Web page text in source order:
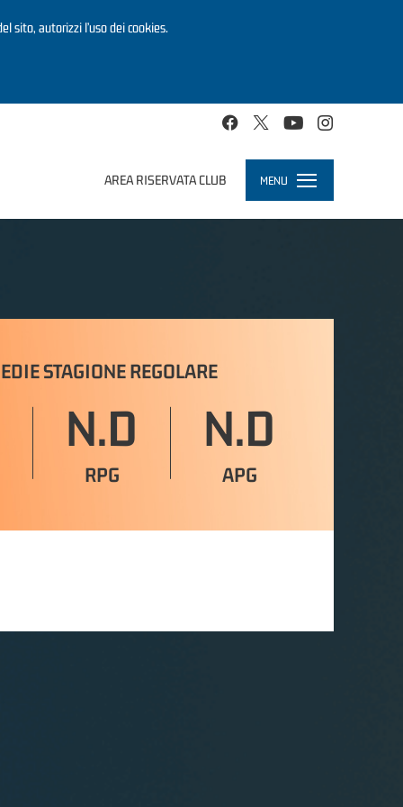
sito, autorizzi l’uso dei cookies.
AREA RISERVATA CLUB MENU
Toggle
navigation
STAGIONE REGOLARE
N.D
RPG
N.D
APG